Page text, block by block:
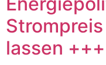
lassen +++